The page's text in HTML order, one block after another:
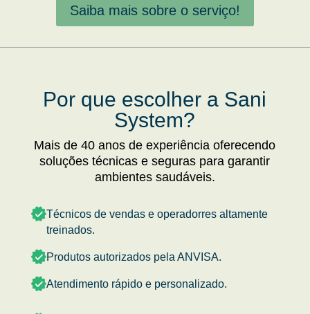
Saiba mais sobre o serviço!
Por que escolher a Sani
System?
Mais de 40 anos de experiência oferecendo
soluções técnicas e seguras para garantir
ambientes saudáveis.
Técnicos de vendas e operadorres altamente
treinados.
Produtos autorizados pela ANVISA.
Atendimento rápido e personalizado.